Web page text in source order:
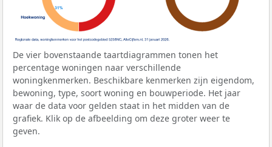
De vier bovenstaande taartdiagrammen tonen het
percentage woningen naar verschillende
woningkenmerken. Beschikbare kenmerken zijn eigendom,
bewoning, type, soort woning en bouwperiode. Het jaar
waar de data voor gelden staat in het midden van de
grafiek. Klik op de afbeelding om deze groter weer te
geven.